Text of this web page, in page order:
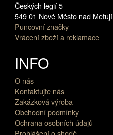
Českých legií 5
549 01 Nové Město nad Metují
Puncovní značky
Vrácení zboží a reklamace
INFO
O nás
Kontaktujte nás
Zakázková výroba
Obchodní podmínky
Ochrana osobních údajů